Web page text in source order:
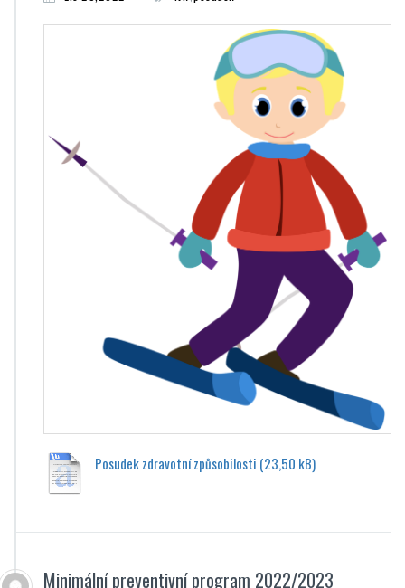
Posudek zdravotní způsobilosti
Minimální preventivní program 2022/2023